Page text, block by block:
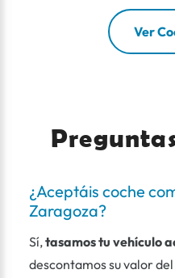
Ver
¿Aceptáis coche
Zaragoza?
Sí,tasamos tu vehículo
descontamos su valor